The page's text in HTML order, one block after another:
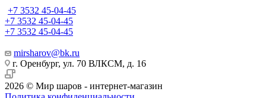
+7 3532 45-04-45
+7 3532 45-04-45
+7 3532 45-04-45
mirsharov@bk.ru
г. Оренбург, ул. 70 ВЛКСМ, д. 16
2026 © Мир шаров - интернет-магазин